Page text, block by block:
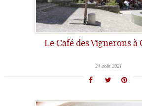
Le Café des Vignerons à
24 août 2021